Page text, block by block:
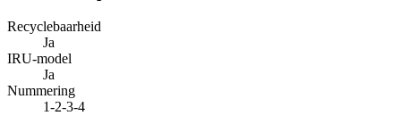
Recyclebaarheid
Ja
IRU-model
Ja
Nummering
1-2-3-4